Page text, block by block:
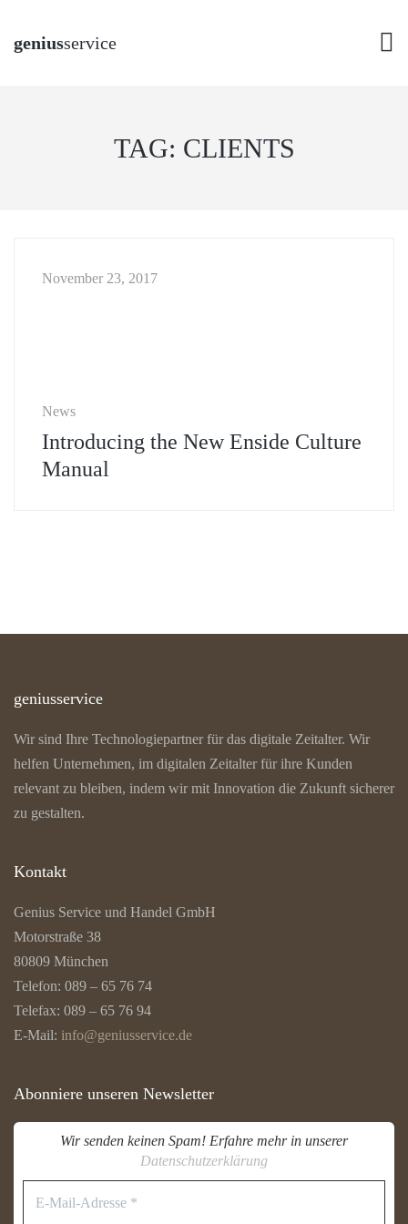
geniusservice
TAG: CLIENTS
November 23, 2017
News
Introducing the New Enside Culture
Manual
geniusservice
Wir sind Ihre Technologiepartner für das digitale Zeitalter. Wir
helfen Unternehmen, im digitalen Zeitalter für ihre Kunden
relevant zu bleiben, indem wir mit Innovation die Zukunft sicherer
zu gestalten.
Kontakt
Genius Service und Handel GmbH
Motorstraße 38
80809 München
Telefon: 089 – 65 76 74
Telefax: 089 – 65 76 94
E-Mail: info@geniusservice.de
Abonniere unseren Newsletter
Wir senden keinen Spam! Erfahre mehr in unserer
Datenschutzerklärung